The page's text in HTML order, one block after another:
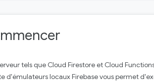
tels que Cloud Firestore et Cloud
d'émulateurs locaux Firebase vous permet